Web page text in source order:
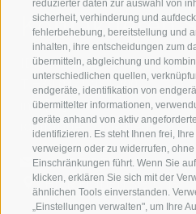
reduzierter daten zur auswahl von
sicherheit, verhinderung und
fehlerbehebung, bereitstellung und
inhalten, ihre entscheidungen zum
übermitteln, abgleichung und
unterschiedlichen quellen,
endgeräte, identifikation von
übermittelter informationen,
geräte anhand von aktiv
identifizieren. Es steht Ihnen frei,
verweigern oder zu widerrufen,
Einschränkungen führt. Wenn Sie
klicken, erklären Sie sich mit der
ähnlichen Tools einverstanden.
„Einstellungen verwalten", um Ihre
Kontaktieren
IDM Südtirol - Alto Adige
+39 0471 094 000
info[at]idm-suedtirol.com
idm[at]pec.idm-
SCHREIBEN SIE UNS!
HIER FINDEN SIE UNS